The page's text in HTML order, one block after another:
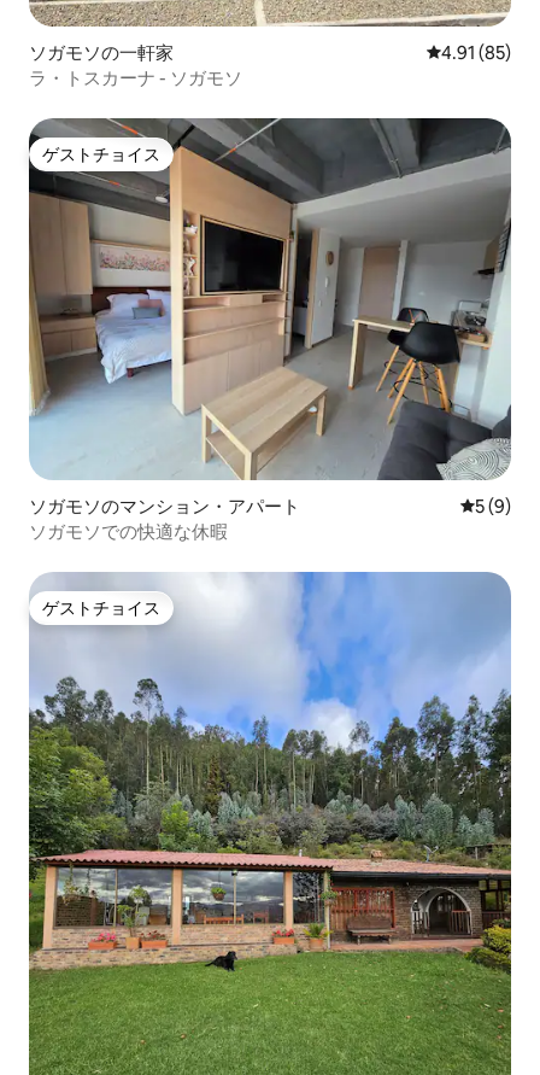
ソガモソの一軒家 レビュー85
4.91 (85)
ラ・トスカーナ - ソガモソ
ゲストチョイス
ゲストチョイス
ソガモソのマンション・アパート レビュー
5 (9)
ソガモソでの快適な休暇
ゲストチョイス
ゲストチョイス